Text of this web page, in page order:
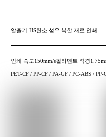
압출기-HS탄소 섬유 복합 재료 인쇄
인쇄 속도150mm/s필라멘트 직경
PET-CF / PP-CF / PA-GF / PC-ABS / PP-